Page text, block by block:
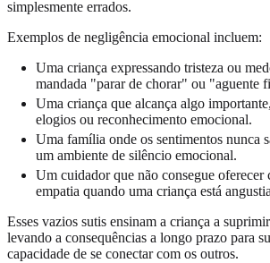
simplesmente errados.
Exemplos de negligência emocional incluem:
Uma criança expressando tristeza ou
mandada "parar de chorar" ou "aguente
Uma criança que alcança algo
elogios ou reconhecimento emocional.
Uma família onde os sentimentos nunca
um ambiente de silêncio emocional.
Um cuidador que não consegue oferecer
empatia quando uma criança está
Esses vazios sutis ensinam a criança a
levando a consequências a longo prazo para
capacidade de se conectar com os outros.